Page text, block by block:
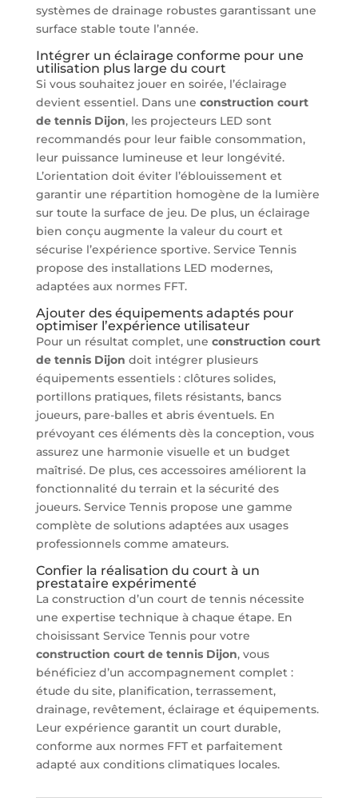
systèmes de drainage robustes garantissant une
surface stable toute l’année.
Intégrer un éclairage conforme pour une
utilisation plus large du court
Si vous souhaitez jouer en soirée, l’éclairage
devient essentiel. Dans une construction court
de tennis Dijon, les projecteurs LED sont
recommandés pour leur faible consommation,
leur puissance lumineuse et leur longévité.
L’orientation doit éviter l’éblouissement et
garantir une répartition homogène de la lumière
sur toute la surface de jeu. De plus, un éclairage
bien conçu augmente la valeur du court et
sécurise l’expérience sportive. Service Tennis
propose des installations LED modernes,
adaptées aux normes FFT.
Ajouter des équipements adaptés pour
optimiser l’expérience utilisateur
Pour un résultat complet, une construction court
de tennis Dijon doit intégrer plusieurs
équipements essentiels : clôtures solides,
portillons pratiques, filets résistants, bancs
joueurs, pare-balles et abris éventuels. En
prévoyant ces éléments dès la conception, vous
assurez une harmonie visuelle et un budget
maîtrisé. De plus, ces accessoires améliorent la
fonctionnalité du terrain et la sécurité des
joueurs. Service Tennis propose une gamme
complète de solutions adaptées aux usages
professionnels comme amateurs.
Confier la réalisation du court à un
prestataire expérimenté
La construction d’un court de tennis nécessite
une expertise technique à chaque étape. En
choisissant Service Tennis pour votre
construction court de tennis Dijon, vous
bénéficiez d’un accompagnement complet :
étude du site, planification, terrassement,
drainage, revêtement, éclairage et équipements.
Leur expérience garantit un court durable,
conforme aux normes FFT et parfaitement
adapté aux conditions climatiques locales.